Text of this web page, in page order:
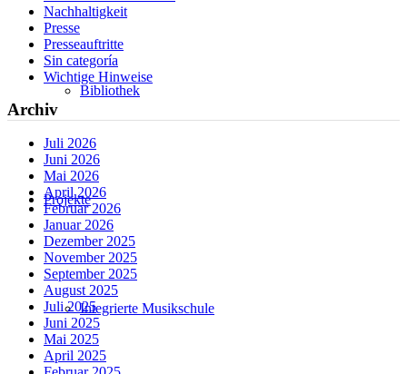
Bibliothek
Projekte
Integrierte Musikschule
Nachhaltigkeit
Presse
Presseauftritte
Sin categoría
Wichtige Hinweise
Archiv
Juli 2026
Juni 2026
Mai 2026
April 2026
Februar 2026
Januar 2026
Dezember 2025
November 2025
September 2025
August 2025
Juli 2025
Juni 2025
Mai 2025
April 2025